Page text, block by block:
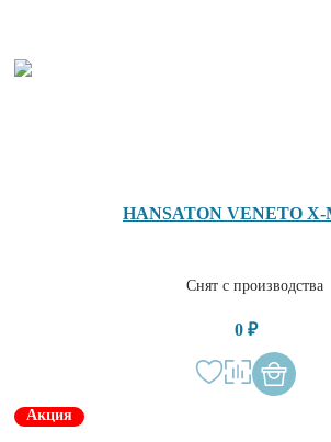
HANSATON VENETO
Снят с производства
0 ₽
Акция